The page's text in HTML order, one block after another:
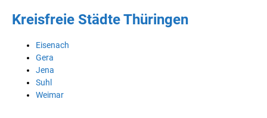
Kreisfreie Städte Thüringen
Eisenach
Gera
Jena
Suhl
Weimar